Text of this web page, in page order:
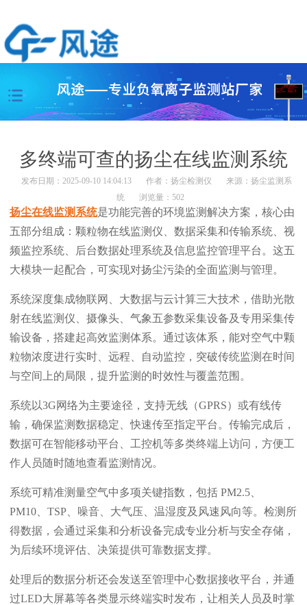
多终端可查的扬尘在线监测系统
发布日期：2025-09-10 14:04:13 作者： 扬尘检测仪 来源： 扬尘监测系
统
浏览量：502
扬尘在线监测系统是功能完善的环境监测解决方案，核心由
五部分组成：颗粒物在线监测仪、数据采集和传输系统、视
频监控系统、后台数据处理系统及信息监控管理平台。这五
大模块一起配合，可实现对扬尘污染的全面监测与管理。
系统深度集成物联网、大数据与云计算三大技术，借助光散
射在线监测仪、摄像头、气象五参数采集设备及专用采集传
输设备，搭建起高效监测体系。通过该体系，能对空气中颗
粒物浓度进行实时、远程、自动监控，突破传统监测在时间
与空间上的局限，提升监测的时效性与覆盖范围。
系统以3G网络为主要途径，支持无线（GPRS）或有线传
输，确保监测数据稳定、快速传至指定平台。传输完成后，
数据可在智能移动平台、工控机等多类终端上访问，方便工
作人员随时随地查看监测情况。
系统可精准测量空气中多项关键指数，包括 PM2.5、
PM10、TSP、噪音、大气压、温湿度及风速风向等。检测所
得数据，会通过采集和分析设备完成专业分析与安全存储，
为后续环境评估、决策提供可靠数据支撑。
处理后的数据分析还会发送至管理中心数据接收平台，并通
过LED大屏幕等各类显示终端实时发布，让相关人员及时掌